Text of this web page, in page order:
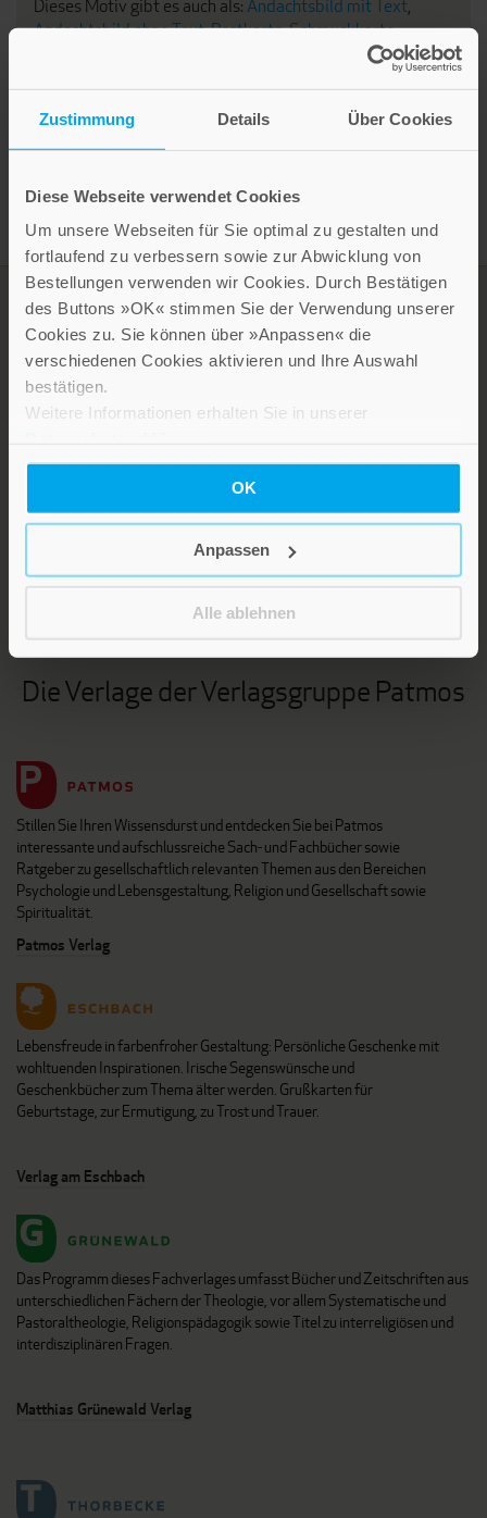
Zustimmung Details Über Cookies
Diese Webseite verwendet Cookies
Um unsere Webseiten für Sie optimal zu gestalten und
fortlaufend zu verbessern sowie zur Abwicklung von
Bestellungen verwenden wir Cookies. Durch Bestätigen
des Buttons »OK« stimmen Sie der Verwendung unserer
Cookies zu. Sie können über »Anpassen« die
verschiedenen Cookies aktivieren und Ihre Auswahl
bestätigen.
Weitere Informationen erhalten Sie in unserer
OK
Anpassen
Alle ablehnen
Dieses Motiv gibt es auch als:Andachtsbild mit Text,
Andachtsbild ohne Text,Postkarte,Schmuckkarte,
LEBE GUT MAGAZIN
NEWSLETTER
KARRIERE
Die Verlage der Verlagsgruppe Patmos
Stillen Sie Ihren Wissensdurst und entdecken Sie bei Patmos
interessante und aufschlussreiche Sach- und Fachbücher sowie
Ratgeber zu gesellschaftlich relevanten Themen aus den Bereichen
Psychologie und Lebensgestaltung, Religion und Gesellschaft sowie
Spiritualität.
Patmos Verlag
Lebensfreude in farbenfroher Gestaltung: Persönliche Geschenke mit
wohltuenden Inspirationen. Irische Segenswünsche und
Geschenkbücher zum Thema älter werden. Grußkarten für
Geburtstage, zur Ermutigung, zu Trost und Trauer.
Verlag am Eschbach
Das Programm dieses Fachverlages umfasst Bücher und Zeitschriften aus
unterschiedlichen Fächern der Theologie, vor allem Systematische und
Pastoraltheologie, Religionspädagogik sowie Titel zu interreligiösen und
interdisziplinären Fragen.
Matthias Grünewald Verlag